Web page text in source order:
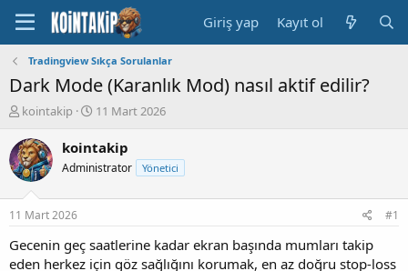
Giriş yap Kayıt ol
Tradingview Sıkça Sorulanlar
Dark Mode (Karanlık Mod) nasıl aktif edilir?
K
n
u
y
B
a
ş
l
kointakip
B
ş
l
a
ç
11 Mart 2026
kointakip
Administrator Yönetici
11 Mart 2026 #1
Gecenin geç saatlerine kadar ekran başında mumları takip
eden herkez için göz sağlığını korumak, en az doğru stop-loss